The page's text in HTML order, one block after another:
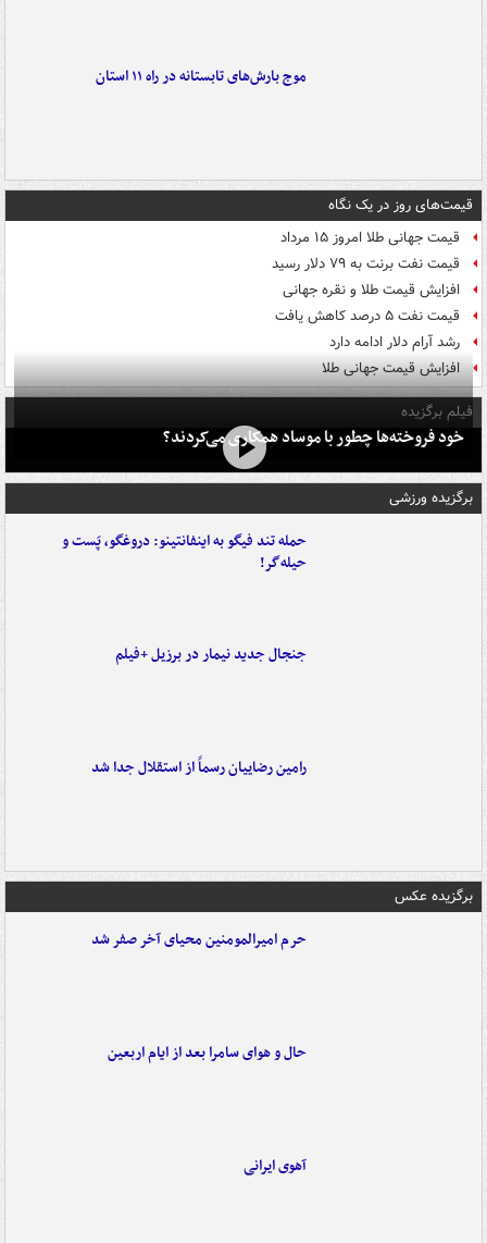
موج بارش‌های تابستانه در راه ۱۱ استان
قیمت‌های روز در یک نگاه
قیمت جهانی طلا امروز ۱۵ مرداد
قیمت نفت برنت به ۷۹ دلار رسید
افزایش قیمت طلا و نقره جهانی
قیمت نفت ۵ درصد کاهش یافت
رشد آرام دلار ادامه دارد
افزایش قیمت جهانی طلا
فیلم برگزیده
خود فروخته‌ها چطور با موساد همکاری می‌کردند؟
برگزیده ورزشی
حمله تند فیگو به اینفانتینو: دروغگو، پَست‌ و
حیله‌گر!
جنجال جدید نیمار در برزیل +فیلم
رامین رضاییان رسماً از استقلال جدا شد
برگزیده عکس
حرم امیرالمومنین محیای آخر صفر شد
حال و هوای سامرا بعد از ایام اربعین
آهوی ایرانی